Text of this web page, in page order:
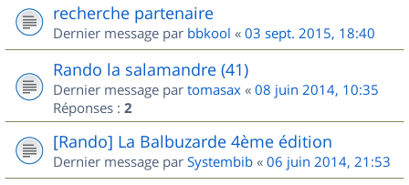
recherche partenaire
Dernier message par bbkool « 03 sept. 2015, 18:40
Rando la salamandre (41)
Dernier message par tomasax « 08 juin 2014, 10:35
Réponses : 2
[Rando] La Balbuzarde 4ème édition
Dernier message par Systembib « 06 juin 2014, 21:53